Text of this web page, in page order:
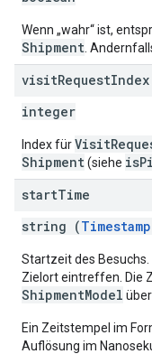
Wenn „wahr“ ist,
Shipment .
visitRequestIndex
integer
Index für
Shipment(siehe
startTime
string (Timestamp
Startzeit des
Zielort eintreffen. Die
ShipmentModel
Ein Zeitstempel im
Auflösung im